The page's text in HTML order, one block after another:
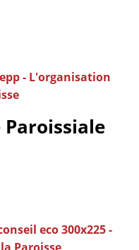
Paroissiale